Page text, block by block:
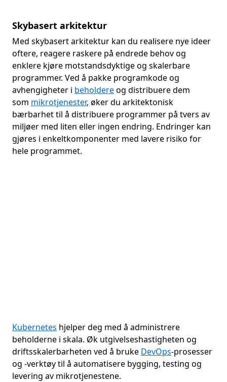
Skybasert arkitektur
Med skybasert arkitektur kan du realisere nye ideer
oftere, reagere raskere på endrede behov og
enklere kjøre motstandsdyktige og skalerbare
programmer. Ved å pakke programkode og
avhengigheter i beholdereog distribuere dem
som mikrotjenester, øker du arkitektonisk
bærbarhet til å distribuere programmer på tvers av
miljøer med liten eller ingen endring. Endringer kan
gjøres i enkeltkomponenter med lavere risiko for
hele programmet.
Kubernetes hjelper deg med å administrere
beholderne i skala. Øk utgivelseshastigheten og
driftsskalerbarheten ved å bruke DevOps-prosesser
og -verktøy til å automatisere bygging, testing og
levering av mikrotjenestene.